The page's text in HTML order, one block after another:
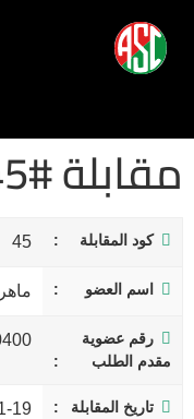
مقابلة #45
كود المقابلة 45
اسم العضو
رقم عضوية
مقدم الطلب
تاريخ المقابلة 19